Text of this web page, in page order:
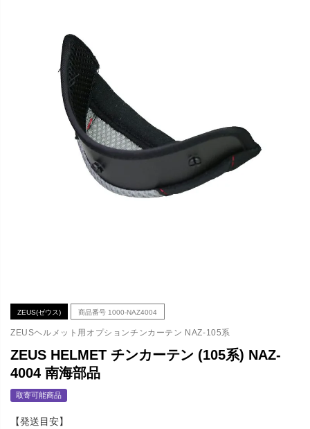
ZEUS(ゼウス) 商品番号 1000-NAZ4004
ZEUSヘルメット用オプションチンカーテン NAZ-105系
ZEUS HELMET チンカーテン (105系) NAZ-
4004 南海部品
取寄可能商品
【発送目安】